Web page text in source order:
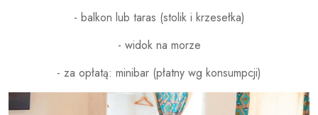
- balkon lub taras (stolik i krzesełka)
- widok na morze
- za opłatą: minibar (płatny wg konsumpcji)